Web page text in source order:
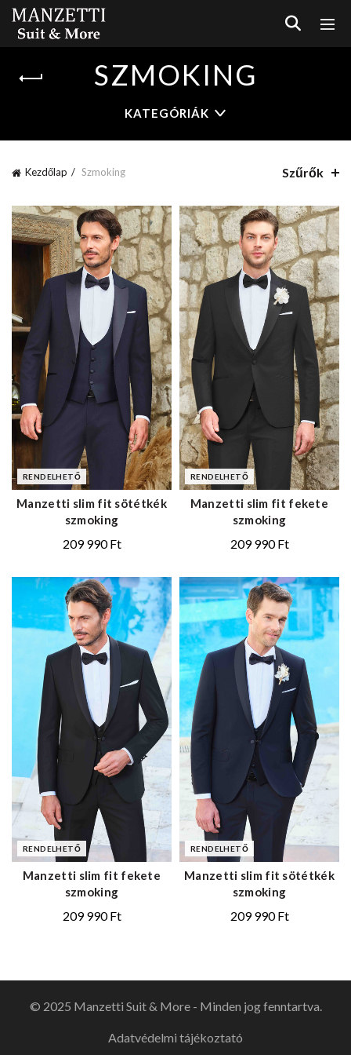
SZMOKING
KATEGÓRIÁK
Kezdőlap Szmoking Szűrők
RENDELHETŐ
Manzetti slim fit sötétkék
szmoking
209 990Ft
RENDELHETŐ
Manzetti slim fit fekete
szmoking
209 990Ft
RENDELHETŐ
Manzetti slim fit fekete
szmoking
209 990Ft
RENDELHETŐ
Manzetti slim fit sötétkék
szmoking
209 990Ft
© 2025 Manzetti Suit & More - Minden jog fenntartva.
Adatvédelmi tájékoztató